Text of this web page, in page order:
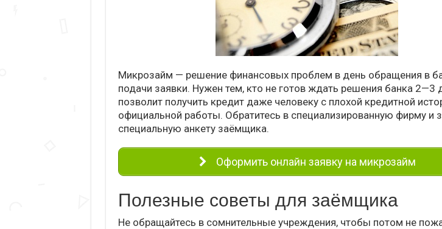
Микрозайм — решение финансовых проблем в день обращения в
подачи заявки. Нужен тем, кто не готов ждать решения банка 2—3
позволит получить кредит даже человеку с плохой кредитной
официальной работы. Обратитесь в специализированную фирму и
специальную анкету заёмщика.
Оформить онлайн заявку на микрозайм
Полезные советы для заёмщика
Не обращайтесь в сомнительные учреждения, чтобы потом не